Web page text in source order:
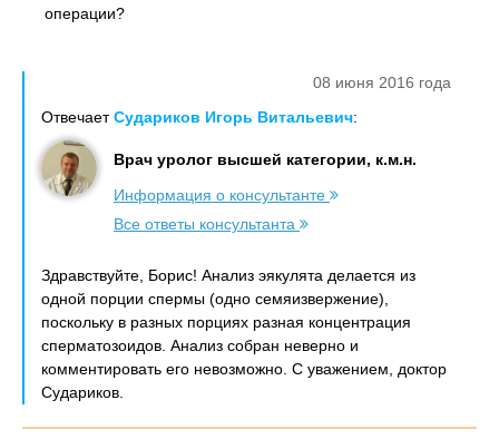
операции?
08 июня 2016 года
ОтвечаетСудариков Игорь Витальевич:
Врач уролог высшей категории, к.м.н.
Информация о консультанте
Все ответы консультанта
Здравствуйте, Борис! Анализ эякулята делается из
одной порции спермы (одно семяизвержение),
поскольку в разных порциях разная концентрация
сперматозоидов. Анализ собран неверно и
комментировать его невозможно. С уважением, доктор
Судариков.